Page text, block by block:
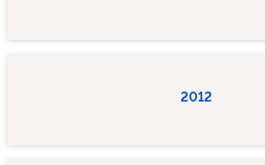
2012